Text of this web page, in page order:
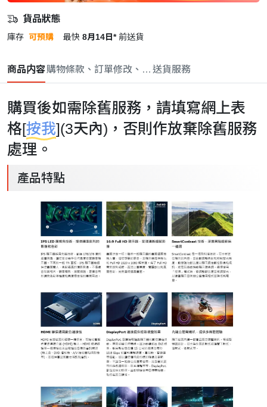
貨品狀態
庫存 可預購 最快 8月14日* 前送貨
商品内容購物條款、訂單修改、取消與退款政策
送貨服務
購買後如需除舊服務，請填寫網上表
格[按我](3天內)，否則作放棄除舊服務
處理。
產品特點